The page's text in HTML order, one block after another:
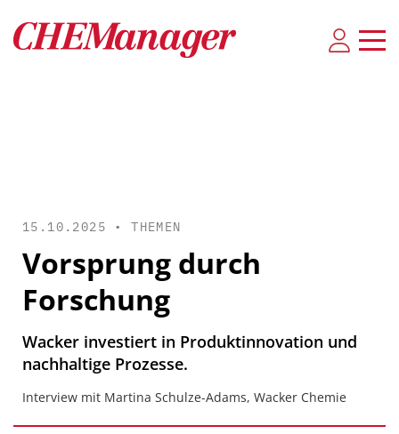
15.10.2025 •THEMEN
Vorsprung durch
Forschung
Wacker investiert in Produktinnovation und
nachhaltige Prozesse.
Interview mit Martina Schulze-Adams, Wacker Chemie